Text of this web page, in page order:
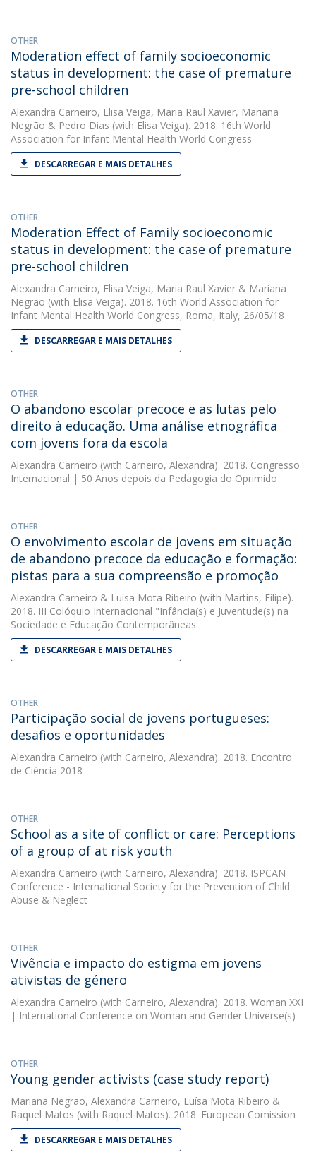
OTHER
Moderation effect of family socioeconomic
status in development: the case of premature
pre-school children
Alexandra Carneiro, Elisa Veiga, Maria Raul Xavier, Mariana
Negrão & Pedro Dias (with Elisa Veiga). 2018. 16th World
Association for Infant Mental Health World Congress
DESCARREGAR E MAIS DETALHES
OTHER
Moderation Effect of Family socioeconomic
status in development: the case of premature
pre-school children
Alexandra Carneiro, Elisa Veiga, Maria Raul Xavier & Mariana
Negrão (with Elisa Veiga). 2018. 16th World Association for
Infant Mental Health World Congress, Roma, Italy, 26/05/18
DESCARREGAR E MAIS DETALHES
OTHER
O abandono escolar precoce e as lutas pelo
direito à educação. Uma análise etnográfica
com jovens fora da escola
Alexandra Carneiro (with Carneiro, Alexandra). 2018. Congresso
Internacional | 50 Anos depois da Pedagogia do Oprimido
OTHER
O envolvimento escolar de jovens em situação
de abandono precoce da educação e formação:
pistas para a sua compreensão e promoção
Alexandra Carneiro & Luísa Mota Ribeiro (with Martins, Filipe).
2018. III Colóquio Internacional "Infância(s) e Juventude(s) na
Sociedade e Educação Contemporâneas
DESCARREGAR E MAIS DETALHES
OTHER
Participação social de jovens portugueses:
desafios e oportunidades
Alexandra Carneiro (with Carneiro, Alexandra). 2018. Encontro
de Ciência 2018
OTHER
School as a site of conflict or care: Perceptions
of a group of at risk youth
Alexandra Carneiro (with Carneiro, Alexandra). 2018. ISPCAN
Conference - International Society for the Prevention of Child
Abuse & Neglect
OTHER
Vivência e impacto do estigma em jovens
ativistas de género
Alexandra Carneiro (with Carneiro, Alexandra). 2018. Woman XXI
| International Conference on Woman and Gender Universe(s)
OTHER
Young gender activists (case study report)
Mariana Negrão, Alexandra Carneiro, Luísa Mota Ribeiro &
Raquel Matos (with Raquel Matos). 2018. European Comission
DESCARREGAR E MAIS DETALHES